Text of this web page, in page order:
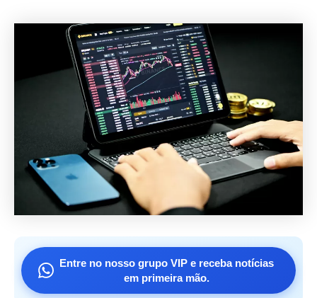
Entre no nosso grupo VIP e receba notícias
em primeira mão.